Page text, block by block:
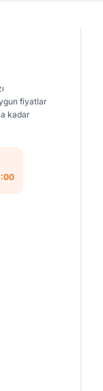
fiyatlar
kadar